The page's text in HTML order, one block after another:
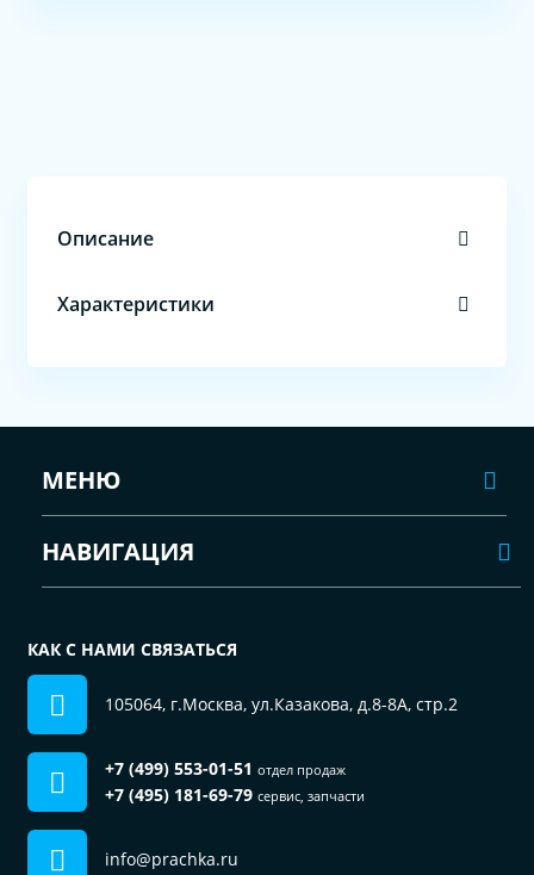
Описание
Характеристики
МЕНЮ
НАВИГАЦИЯ
КАК С НАМИ СВЯЗАТЬСЯ
105064, г.Москва, ул.Казакова, д.8-8А, стр.2
+7 (499) 553-01-51 отдел продаж
+7 (495) 181-69-79 сервис, запчасти
info@prachka.ru